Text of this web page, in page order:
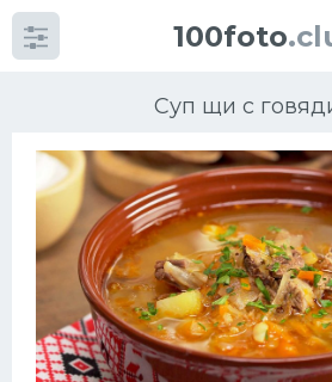
100foto
Суп щи с
Категориикартинок
Супы